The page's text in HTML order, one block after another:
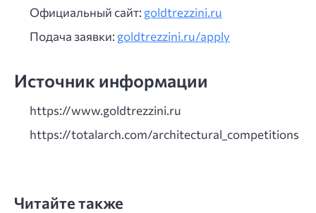
Официальный сайт: goldtrezzini.ru
Подача заявки: goldtrezzini.ru/apply
Источник информации
https://www.goldtrezzini.ru
https://totalarch.com/architectural_competitions
Читайте также